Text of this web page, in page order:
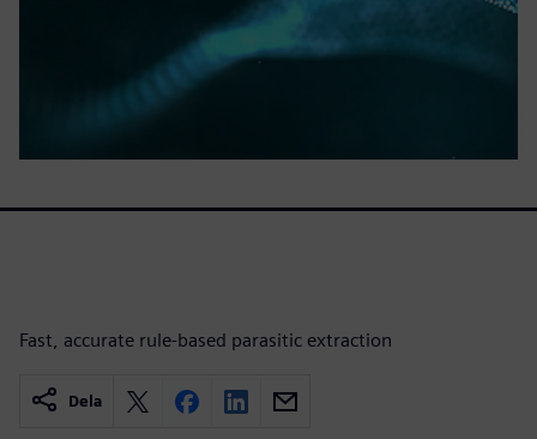
Fast, accurate rule-based parasitic extraction
Dela